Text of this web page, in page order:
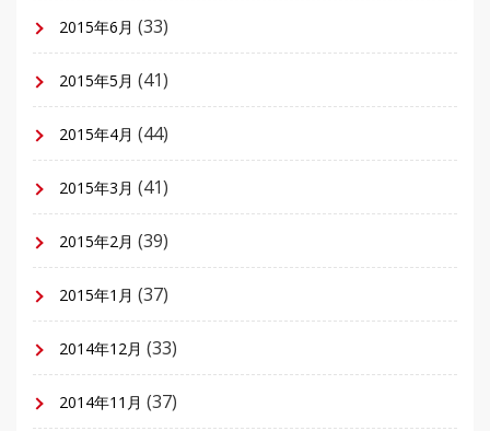
2015年6月 (33)
2015年5月 (41)
2015年4月 (44)
2015年3月 (41)
2015年2月 (39)
2015年1月 (37)
2014年12月 (33)
2014年11月 (37)